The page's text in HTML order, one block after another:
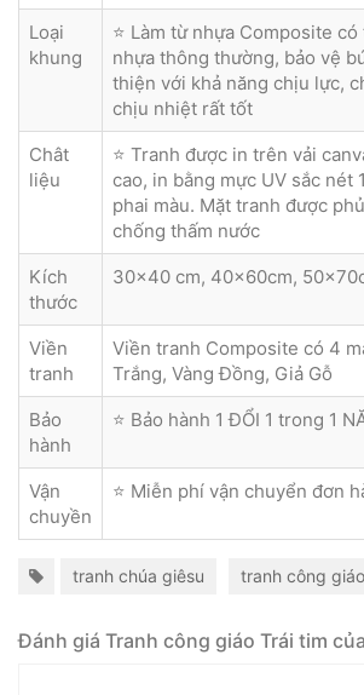
Loại
khung
⭐ Làm từ nhựa Composite
nhựa thông thường, bảo vệ
thiện với khả năng chịu lực,
chịu nhiệt rất tốt
Chât
liệu
⭐ Tranh được in trên vải
cao, in bằng mực UV sắc nét
phai màu. Mặt tranh được
chống thấm nước
Kích
thước
30x40 cm, 40x60cm,
Viền
tranh
Viền tranh Composite có 4
Trắng, Vàng Đồng, Giả Gỗ
Bảo
hành
⭐ Bảo hành 1 ĐỔI 1 trong 1
Vận
chuyền
⭐ Miễn phí vận chuyển đơn
tranh chúa giêsu tranh công
Đánh giá Tranh công giáo Trái tim